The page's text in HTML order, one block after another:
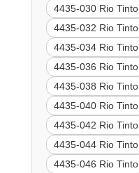
4435-030 Rio Tinto
4435-032 Rio Tinto
4435-034 Rio Tinto
4435-036 Rio Tinto
4435-038 Rio Tinto
4435-040 Rio Tinto
4435-042 Rio Tinto
4435-044 Rio Tinto
4435-046 Rio Tinto